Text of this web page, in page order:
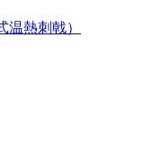
熱刺戟）